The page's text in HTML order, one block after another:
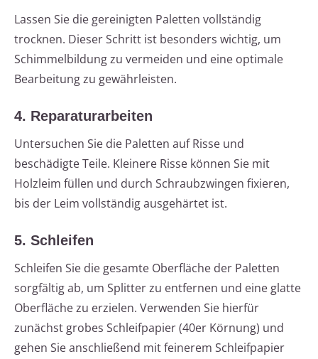
Lassen Sie die gereinigten Paletten vollständig
trocknen. Dieser Schritt ist besonders wichtig, um
Schimmelbildung zu vermeiden und eine optimale
Bearbeitung zu gewährleisten.
4. Reparaturarbeiten
Untersuchen Sie die Paletten auf Risse und
beschädigte Teile. Kleinere Risse können Sie mit
Holzleim füllen und durch Schraubzwingen fixieren,
bis der Leim vollständig ausgehärtet ist.
5. Schleifen
Schleifen Sie die gesamte Oberfläche der Paletten
sorgfältig ab, um Splitter zu entfernen und eine glatte
Oberfläche zu erzielen. Verwenden Sie hierfür
zunächst grobes Schleifpapier (40er Körnung) und
gehen Sie anschließend mit feinerem Schleifpapier